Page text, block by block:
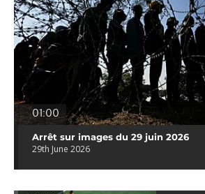
01:00
Arrêt sur images du 29 juin 2026
29th June 2026